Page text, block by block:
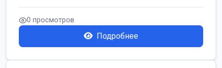
0 просмотров
Подробнее